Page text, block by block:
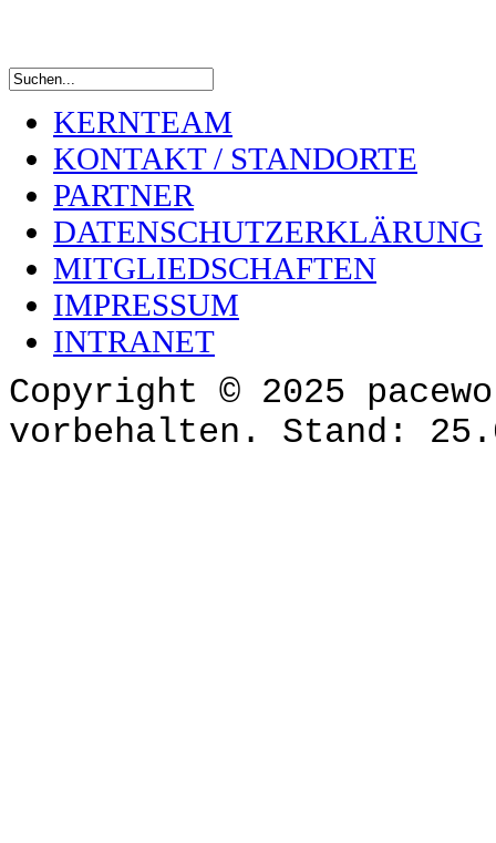
KERNTEAM
KONTAKT / STANDORTE
PARTNER
DATENSCHUTZERKLÄRUNG
MITGLIEDSCHAFTEN
IMPRESSUM
INTRANET
Copyright © 2025
vorbehalten. Stand: